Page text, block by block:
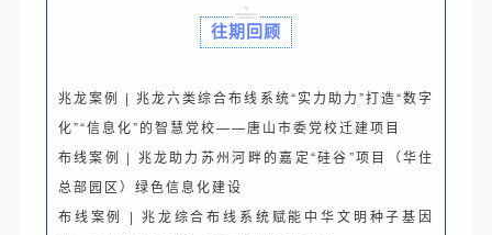
往期回顾
兆龙案例 | 兆龙六类综合布线系统“实力助力”打造“数字
化”“信息化”的智慧党校——唐山市委党校迁建项目
布线案例 | 兆龙助力苏州河畔的嘉定“硅谷”项目（华住
总部园区）绿色信息化建设
布线案例 | 兆龙综合布线系统赋能中华文明种子基因